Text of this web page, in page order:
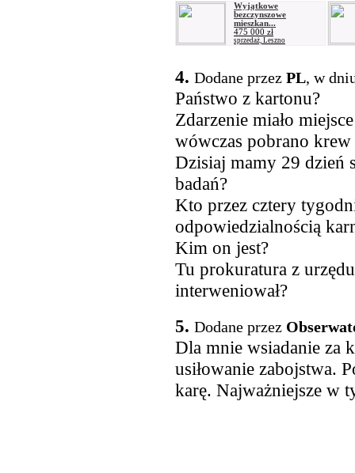
Wyjątkowe
bezczynszowe
mieszkan...
475 000 zł
sprzedaż, Leszno
4. Dodane przez PL, w
Państwo z kartonu?
Zdarzenie miało
wówczas pobrano
Dzisiaj mamy 29 dzień
badań?
Kto przez cztery
odpowiedzialnością
Kim on jest?
Tu prokuratura z
interweniował?
5. Dodane przez
Dla mnie wsiadanie za
usiłowanie zabojstwa.
karę. Najważniejsze w